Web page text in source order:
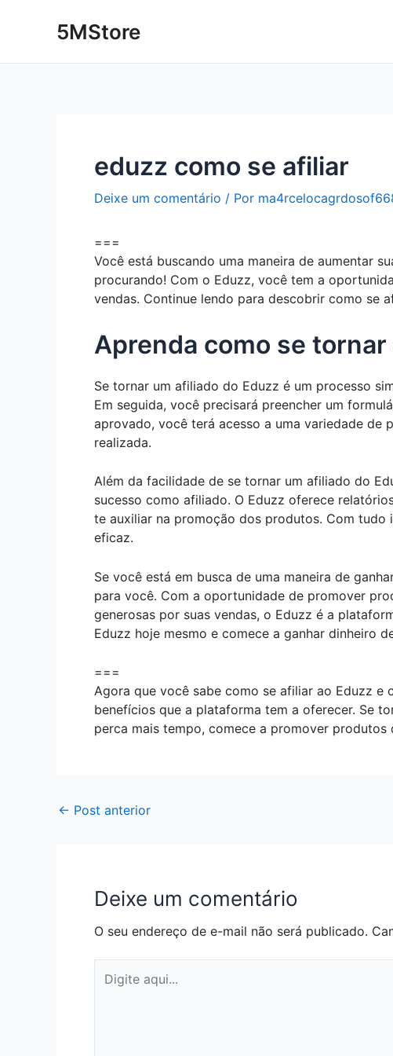
5MStore
eduzz como se afiliar
Deixe um comentário / Por
===
Você está buscando uma maneira de aumentar
procurando! Com o Eduzz, você tem a
vendas. Continue lendo para descobrir como se
Aprenda como se
Se tornar um afiliado do Eduzz é um processo
Em seguida, você precisará preencher um
aprovado, você terá acesso a uma variedade de
realizada.
Além da facilidade de se tornar um afiliado do
sucesso como afiliado. O Eduzz oferece
te auxiliar na promoção dos produtos. Com tudo
eficaz.
Se você está em busca de uma maneira de
para você. Com a oportunidade de promover
generosas por suas vendas, o Eduzz é a
Eduzz hoje mesmo e comece a ganhar dinheiro
===
Agora que você sabe como se afiliar ao Eduzz e
benefícios que a plataforma tem a oferecer. Se
perca mais tempo, comece a promover
navigation
← Post anterior
Deixe um comentário
O seu endereço de e-mail não será publicado.
aqui...